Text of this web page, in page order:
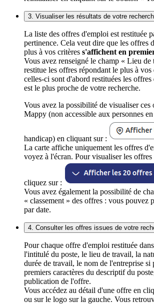
3. Visualiser les résultats de votre
La liste des offres d'emploi est restituée
pertinence. Cela veut dire que les offres
plus à vos critères s'affichent en
Vous avez renseigné le champ « Lieu
restitue les offres répondant le plus à vos
celles-ci sont d'abord restituées les
est le plus proche de votre recherche.
Vous avez la possibilité de visualiser
Mappy (non accessible aux personnes
handicap) en cliquant sur :
La carte affiche uniquement les offres
voyez à l'écran. Pour visualiser les
cliquez sur :
Vous avez également la possibilité de
« classement » des offres : vous pouvez
par date.
4. Consulter les offres issues de votre
Pour chaque offre d'emploi restituée
l'intitulé du poste, le lieu de travail, la
durée de travail, le nom de l'entreprise si
premiers caractères du descriptif du
publication de l'offre.
Vous accédez au détail d'une offre en
ou sur le logo sur la gauche. Vous